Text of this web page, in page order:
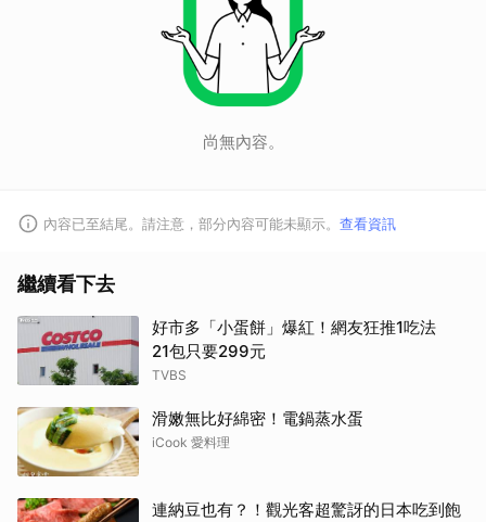
尚無內容。
內容已至結尾。請注意，部分內容可能未顯示。 查看資訊
繼續看下去
好市多「小蛋餅」爆紅！網友狂推1吃法
21包只要299元
TVBS
滑嫩無比好綿密！電鍋蒸水蛋
iCook 愛料理
連納豆也有？！觀光客超驚訝的日本吃到飽